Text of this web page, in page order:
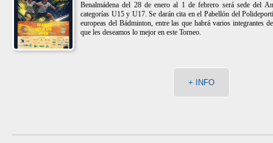
Benalmádena del 28 de enero al 1 de febrero será sede del
categorías U15 y U17. Se darán cita en el Pabellón del
europeas del Bádminton, entre las que habrá varios integrantes
que les deseamos lo mejor en este Torneo.
+ INFO